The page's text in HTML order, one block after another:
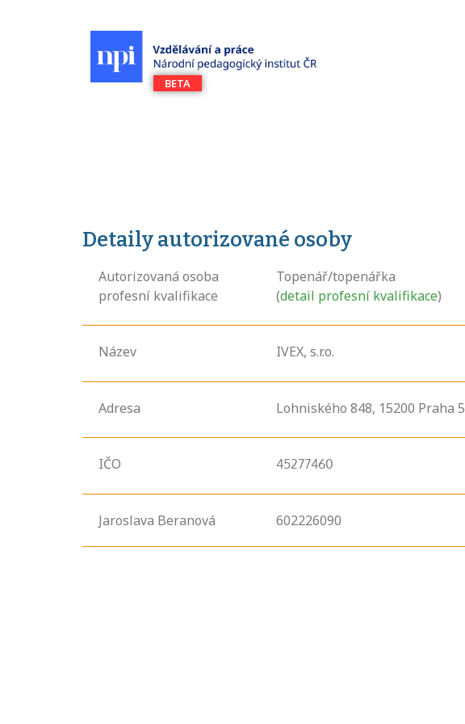
Detaily autorizované osoby
Autorizovaná osoba
profesní kvalifikace
Topenář/topenářka
(detail profesní kvalifikace)
Název IVEX, s.r.o.
Adresa Lohniského 848, 15200 Praha 5
IČO 45277460
Jaroslava Beranová 602226090